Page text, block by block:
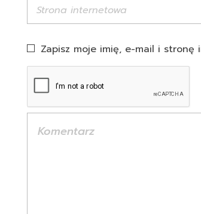
Zapisz moje imię, e-mail i